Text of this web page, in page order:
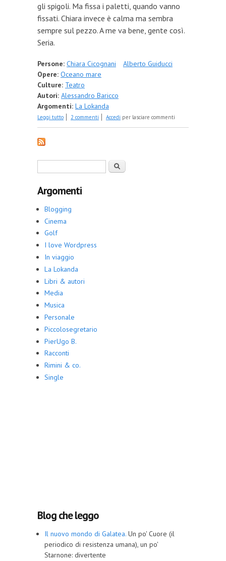
gli spigoli. Ma fissa i paletti, quando vanno
fissati. Chiara invece è calma ma sembra
sempre sul pezzo. A me va bene, gente così.
Seria.
Persone: Chiara Cicognani
Alberto Guiducci
Opere: Oceano mare
Culture: Teatro
Autori: Alessandro Baricco
Argomenti: La Lokanda
Leggi tutto su Debutto – Cinque: Registi
2 commenti Accedi per lasciare commenti
Cerca
Argomenti
Blogging
Cinema
Golf
I love Wordpress
In viaggio
La Lokanda
Libri & autori
Media
Musica
Personale
Piccolosegretario
PierUgo B.
Racconti
Rimini & co.
Single
Blog che leggo
Il nuovo mondo di Galatea. Un po' Cuore (il
periodico di resistenza umana), un po'
Starnone: divertente